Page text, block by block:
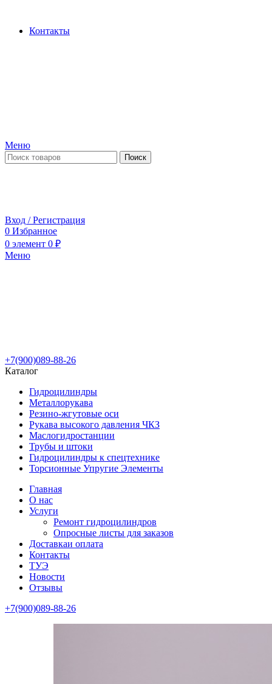
Контакты
Меню
Поиск
Вход / Регистрация
0 Избранное
0 элемент 0 ₽
Меню
+7(900)089-88-26
Каталог
Гидроцилиндры
Металлорукава
Резино-жгутовые оси
Рукава высокого давления ЧКЗ
Маслогидростанции
Трубы и штоки
Гидроцилиндры к спецтехнике
Торсионные Упругие Элементы
Главная
О нас
Услуги
Ремонт гидроцилиндров
Опросные листы для заказов
Доставкаи оплата
Контакты
ТУЭ
Новости
Отзывы
+7(900)089-88-26